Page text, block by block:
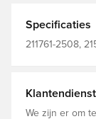
Specificaties
211761-2508,
Klantendienst
We zijn er om